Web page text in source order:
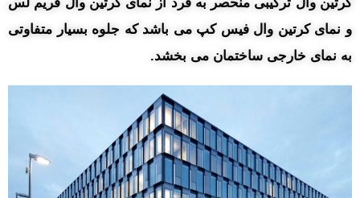
و نمای کرتین وال فیس کپ می باشد که جلوه بسیار متفاوتی
به نمای خارجی ساختمان می بخشد.